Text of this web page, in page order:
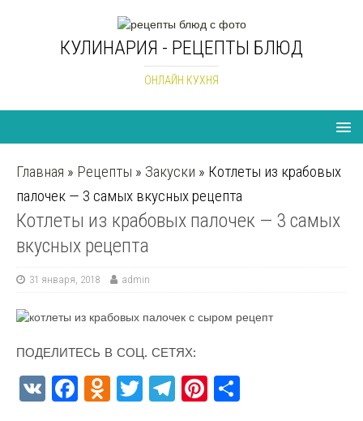
КУЛИНАРИЯ - РЕЦЕПТЫ БЛЮД
ОНЛАЙН КУХНЯ
Главная » Рецепты » Закуски » Котлеты из крабовых
палочек — 3 самых вкусных рецепта
Котлеты из крабовых палочек — 3 самых
вкусных рецепта
31 января, 2018 admin
ПОДЕЛИТЕСЬ В СОЦ. СЕТЯХ:
V
F
O
T
T
Pi